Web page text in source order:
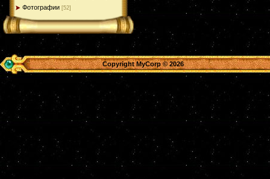
Фотографии [52]
Copyright MyCorp © 2026